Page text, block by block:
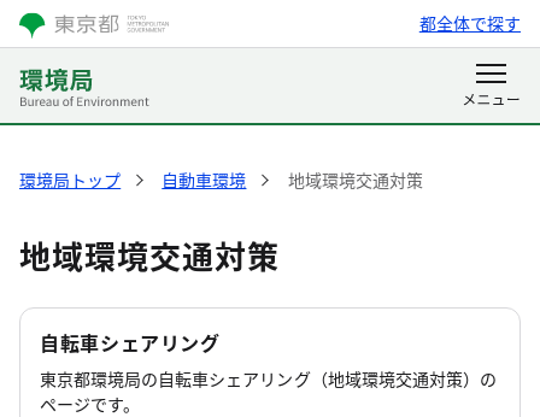
都全体で探す
環境局トップ 自動車環境 地域環境交通対策
地域環境交通対策
自転車シェアリング
東京都環境局の自転車シェアリング（地域環境交通対策）の
ページです。